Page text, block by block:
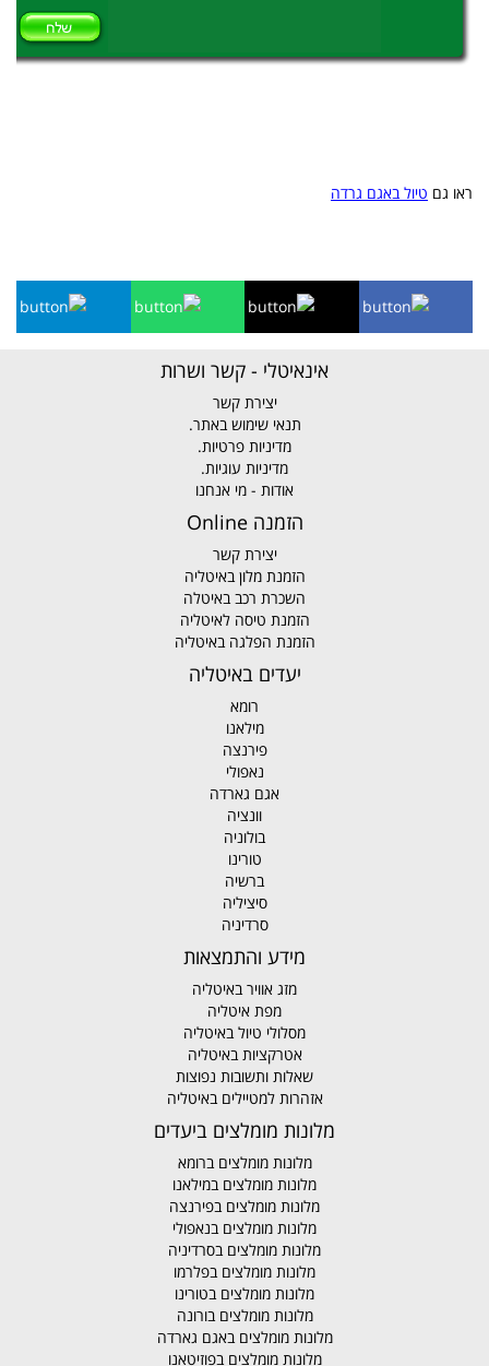
ראו גם טיול באגם גרדה
אינאיטלי - קשר ושרות
יצירת קשר
תנאי שימוש באתר.
מדיניות פרטיות.
מדיניות עוגיות.
אודות - מי אנחנו
הזמנה Online
יצירת קשר
הזמנת מלון באיטליה
השכרת רכב באיטלה
הזמנת טיסה לאיטליה
הזמנת הפלגה באיטליה
יעדים באיטליה
רומא
מילאנו
פירנצה
נאפולי
אגם גארדה
וונציה
בולוניה
טורינו
ברשיה
סיציליה
סרדיניה
מידע והתמצאות
מזג אוויר באיטליה
מפת איטליה
מסלולי טיול באיטליה
אטרקציות באיטליה
שאלות ותשובות נפוצות
אזהרות למטיילים באיטליה
מלונות מומלצים ביעדים
מלונות מומלצים ברומא
מלונות מומלצים במילאנו
מלונות מומלצים בפירנצה
מלונות מומלצים בנאפולי
מלונות מומלצים בסרדיניה
מלונות מומלצים בפלרמו
מלונות מומלצים בטורינו
מלונות מומלצים בורונה
מלונות מומלצים באגם גארדה
מלונות מומלצים בפוזיטאנו